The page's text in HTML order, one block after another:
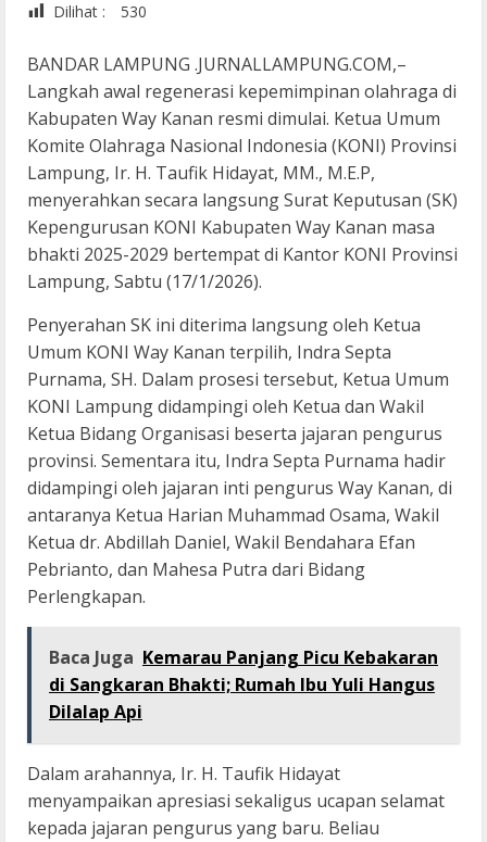
Dilihat : 530
BANDAR LAMPUNG .JURNALLAMPUNG.COM,–
Langkah awal regenerasi kepemimpinan olahraga di
Kabupaten Way Kanan resmi dimulai. Ketua Umum
Komite Olahraga Nasional Indonesia (KONI) Provinsi
Lampung, Ir. H. Taufik Hidayat, MM., M.E.P,
menyerahkan secara langsung Surat Keputusan (SK)
Kepengurusan KONI Kabupaten Way Kanan masa
bhakti 2025-2029 bertempat di Kantor KONI Provinsi
Lampung, Sabtu (17/1/2026).
Penyerahan SK ini diterima langsung oleh Ketua
Umum KONI Way Kanan terpilih, Indra Septa
Purnama, SH. Dalam prosesi tersebut, Ketua Umum
KONI Lampung didampingi oleh Ketua dan Wakil
Ketua Bidang Organisasi beserta jajaran pengurus
provinsi. Sementara itu, Indra Septa Purnama hadir
didampingi oleh jajaran inti pengurus Way Kanan, di
antaranya Ketua Harian Muhammad Osama, Wakil
Ketua dr. Abdillah Daniel, Wakil Bendahara Efan
Pebrianto, dan Mahesa Putra dari Bidang
Perlengkapan.
Baca Juga Kemarau Panjang Picu Kebakaran
di Sangkaran Bhakti; Rumah Ibu Yuli Hangus
Dilalap Api
Dalam arahannya, Ir. H. Taufik Hidayat
menyampaikan apresiasi sekaligus ucapan selamat
kepada jajaran pengurus yang baru. Beliau